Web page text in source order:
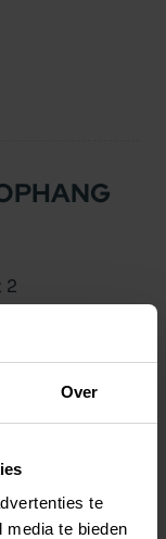
Over
te
te bieden
2
Elke